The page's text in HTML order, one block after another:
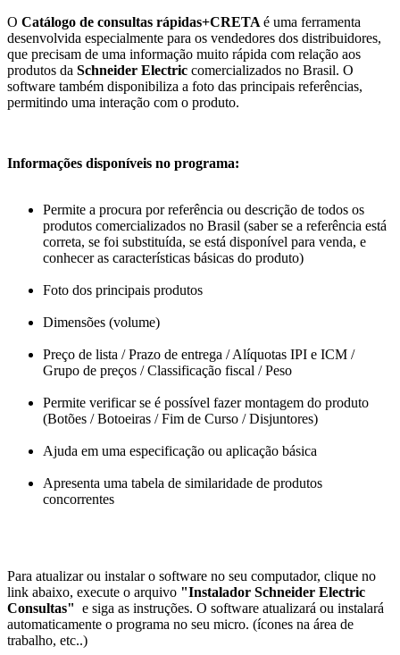
O Catálogo de consultas rápidas+CRETA é uma ferramenta
desenvolvida especialmente para os vendedores dos distribuidores,
que precisam de uma informação muito rápida com relação aos
produtos da Schneider Electric comercializados no Brasil. O
software também disponibiliza a foto das principais referências,
permitindo uma interação com o produto.
Informações disponíveis no programa:
Permite a procura por referência ou descrição de todos os
produtos comercializados no Brasil (saber se a referência está
correta, se foi substituída, se está disponível para venda, e
conhecer as características básicas do produto)
Foto dos principais produtos
Dimensões (volume)
Preço de lista / Prazo de entrega / Alíquotas IPI e ICM /
Grupo de preços / Classificação fiscal / Peso
Permite verificar se é possível fazer montagem do produto
(Botões / Botoeiras / Fim de Curso / Disjuntores)
Ajuda em uma especificação ou aplicação básica
Apresenta uma tabela de similaridade de produtos
concorrentes
Para atualizar ou instalar o software no seu computador, clique no
link abaixo, execute o arquivo "Instalador Schneider Electric
Consultas" e siga as instruções. O software atualizará ou instalará
automaticamente o programa no seu micro. (ícones na área de
trabalho, etc..)